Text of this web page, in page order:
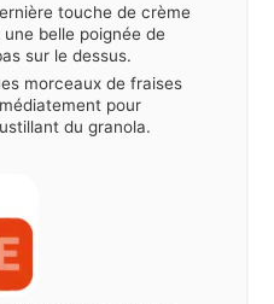
touche de crème
belle poignée de
sur le dessus.
morceaux de fraises
pour
du granola.